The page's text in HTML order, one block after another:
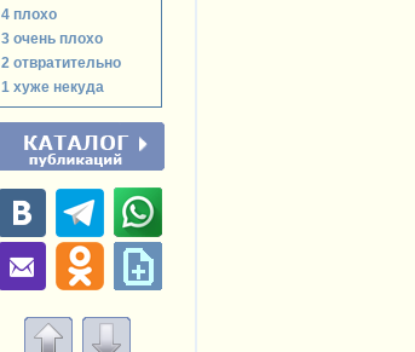
4 плохо
3 очень плохо
2 отвратительно
1 хуже некуда